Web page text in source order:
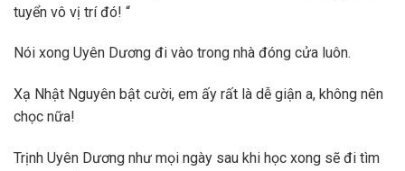
tuyển vô vị trí đó! “
Nói xong Uyên Dương đi vào trong nhà đóng cửa luôn.
Xạ Nhật Nguyên bật cười, em ấy rất là dễ giận a, không nên
chọc nữa!
Trịnh Uyên Dương như mọi ngày sau khi học xong sẽ đi tìm